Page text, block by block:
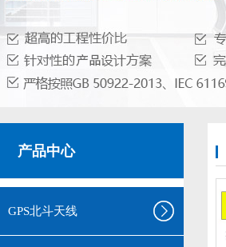
产品中心
GPS北斗天线